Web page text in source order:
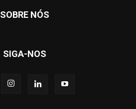
SOBRE NÓS
SIGA-NOS